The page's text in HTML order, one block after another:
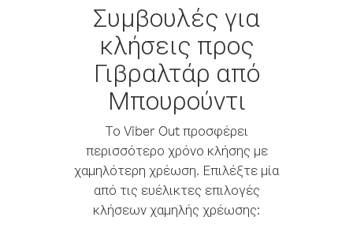
Συμβουλές για
κλήσεις προς
Γιβραλτάρ από
Μπουρούντι
Το Viber Out προσφέρει
περισσότερο χρόνο κλήσης με
χαμηλότερη χρέωση. Επιλέξτε μία
από τις ευέλικτες επιλογές
κλήσεων χαμηλής χρέωσης: